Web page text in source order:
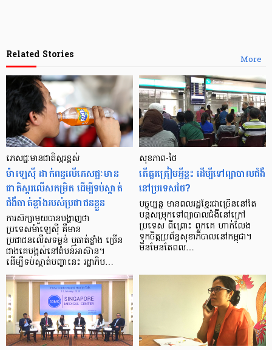
More
Related Stories
ភេសជ្ជៈមានជាតិស្ករខ្ពស់
ម៉ាឡេស៊ី ដាក់ពន្ធលើភេសជ្ជៈមាន
ជាតិស្ករលើសកម្រិត ដើម្បីទប់ស្កាត់
ជំងឺធាត់ខ្លាំងរបស់ប្រជាជនខ្លួន
ការសិក្សាមួយបានបង្ហាញថា
ប្រទេសម៉ាឡេស៊ី គឺមាន
ប្រជាជនលើសទម្ងន់ ឬធាត់ខ្លាំង ច្រើន
ជាងគេបង្អស់នៅតំបន់អាស៊ាន។
ដើម្បីទប់ស្កាត់បញ្ហានេះ រដ្ឋាភិប…
សុខភាព-ថៃ
តើគួរត្រៀមអ្វីខ្លះ ដើម្បីទៅព្យាបាលជំងឺ
នៅប្រទេសថៃ?
បច្ចុប្បន្ន មានពលរដ្ឋខ្មែរជាច្រើននៅតែ
បន្តសម្រុកទៅព្យាបាលជំងឺនៅក្រៅ
ប្រទេស ពីព្រោះ ពួកគេ ហាក់លែង
ទុកចិត្តប្រព័ន្ធសុខាភិបាលនៅកម្ពុជា។
មិនមែនតែពល…